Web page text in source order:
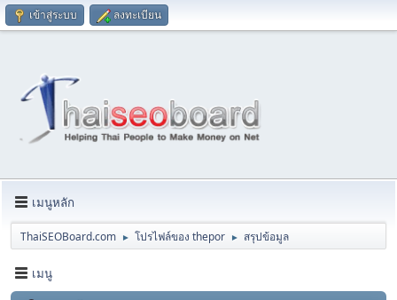
เข้าสู่ระบบ ลงทะเบียน
เมนูหลัก
ThaiSEOBoard.com ► โปรไฟล์ของ thepor ► สรุปข้อมูล
เมนู